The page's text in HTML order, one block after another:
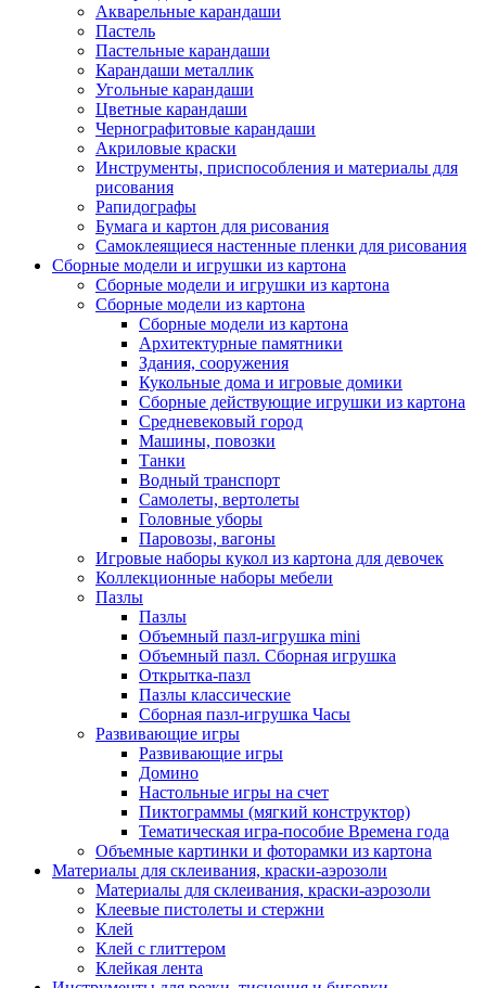
Акварельные карандаши
Пастель
Пастельные карандаши
Карандаши металлик
Угольные карандаши
Цветные карандаши
Чернографитовые карандаши
Акриловые краски
Инструменты, приспособления и материалы для
рисования
Рапидографы
Бумага и картон для рисования
Самоклеящиеся настенные пленки для рисования
Сборные модели и игрушки из картона
Сборные модели и игрушки из картона
Сборные модели из картона
Сборные модели из картона
Архитектурные памятники
Здания, сооружения
Кукольные дома и игровые домики
Сборные действующие игрушки из картона
Средневековый город
Машины, повозки
Танки
Водный транспорт
Самолеты, вертолеты
Головные уборы
Паровозы, вагоны
Игровые наборы кукол из картона для девочек
Коллекционные наборы мебели
Пазлы
Пазлы
Объемный пазл-игрушка mini
Объемный пазл. Сборная игрушка
Открытка-пазл
Пазлы классические
Сборная пазл-игрушка Часы
Развивающие игры
Развивающие игры
Домино
Настольные игры на счет
Пиктограммы (мягкий конструктор)
Тематическая игра-пособие Времена года
Объемные картинки и фоторамки из картона
Материалы для склеивания, краски-аэрозоли
Материалы для склеивания, краски-аэрозоли
Клеевые пистолеты и стержни
Клей
Клей с глиттером
Клейкая лента